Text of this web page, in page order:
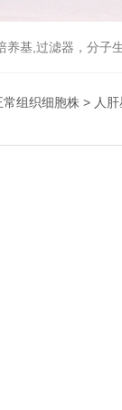
养基,过滤器，分子
常组织细胞株 > 人